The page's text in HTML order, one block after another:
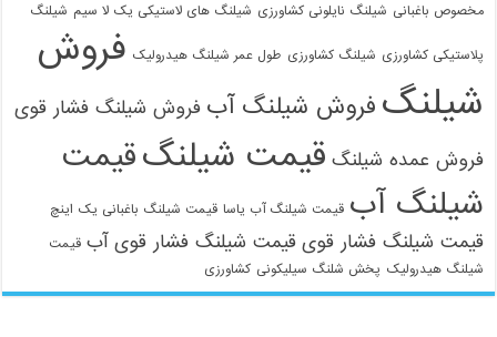
مخصوص باغبانی شیلنگ نایلونی کشاورزی شیلنگ های لاستیکی یک لا سیم شیلنگ
پلاستیکی کشاورزی شیلنگ کشاورزی طول عمر شیلنگ هیدرولیک فروش
شیلنگ فروش شیلنگ آب فروش شیلنگ فشار قوی
فروش عمده شیلنگ قیمت شیلنگقیمت
شیلنگ آب قیمت شیلنگ آب یاسا قیمت شیلنگ باغبانی یک اینچ
قیمت شیلنگ فشار قوی قیمت شیلنگ فشار قوی آب قیمت
شیلنگ هیدرولیک پخش شلنگ سیلیکونی کشاورزی